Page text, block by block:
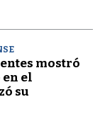
mostró
el
su